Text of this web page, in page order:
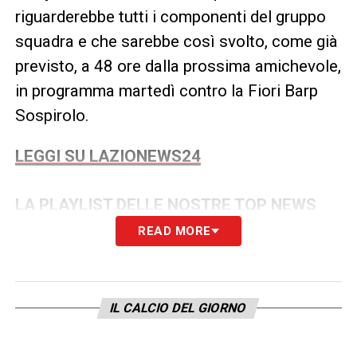
riguarderebbe tutti i componenti del gruppo
squadra e che sarebbe così svolto, come già
previsto, a 48 ore dalla prossima amichevole,
in programma martedì contro la Fiori Barp
Sospirolo.
LEGGI SU LAZIONEWS24
LA PLAYLIST DELLE NOSTRE TOP NEWS
READ MORE
IL CALCIO DEL GIORNO